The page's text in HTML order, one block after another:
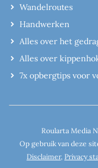
Wandelroutes
Handwerken
Alles over het
Alles over
7x opbergtips voor
Roularta Media
Op gebruik van deze
Disclaimer, Privacy